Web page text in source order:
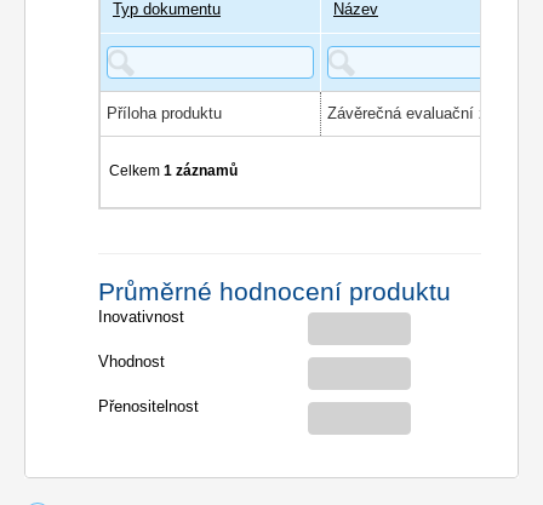
Typ dokumentu Název
Příloha produktu
Celkem1 záznamů
Průměrné hodnocení produktu
Inovativnost
Vhodnost
Přenositelnost